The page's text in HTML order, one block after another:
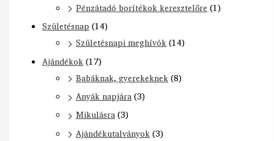
Pénzátadó borítékok keresztelőre (1)
Születésnap (14)
Születésnapi meghívók(14)
Ajándékok(17)
Babáknak, gyerekeknek(8)
Anyák napjára(3)
Mikulásra(3)
Ajándékutalványok(3)